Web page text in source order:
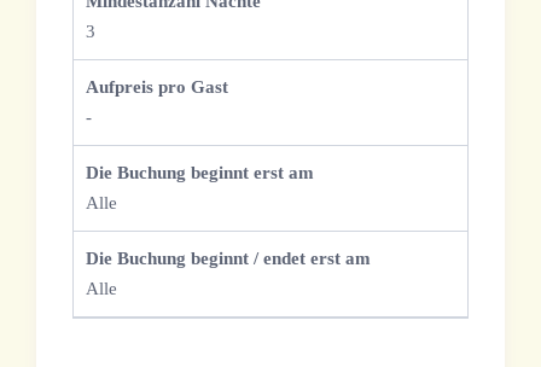
3
Aufpreis pro Gast
-
Die Buchung beginnt erst am
Alle
Die Buchung beginnt / endet erst am
Alle